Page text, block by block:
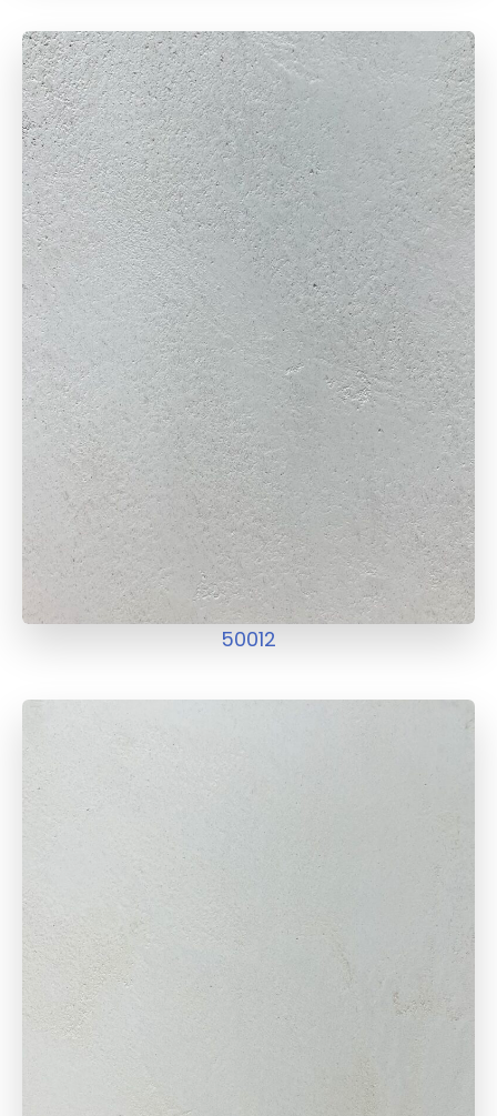
50012